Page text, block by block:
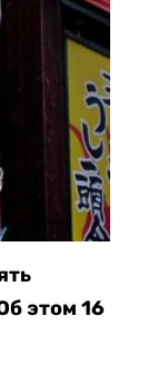
этом 16